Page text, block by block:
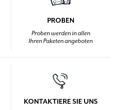
PROBEN
Proben werden in allen
Ihren Paketen angeboten
KONTAKTIERE SIE UNS